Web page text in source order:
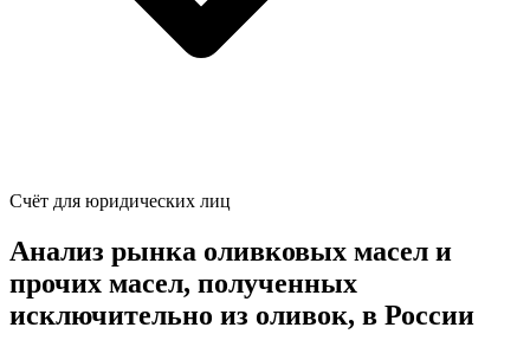
Счёт для юридических лиц
Анализ рынка оливковых масел и
прочих масел, полученных
исключительно из оливок, в России